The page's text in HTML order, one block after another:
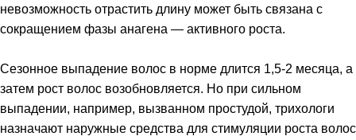
невозможность отрастить длину может быть связана с
сокращением фазы анагена — активного роста.
Сезонное выпадение волос в норме длится 1,5-2 месяца, а
затем рост волос возобновляется. Но при сильном
выпадении, например, вызванном простудой, трихологи
назначают наружные средства для стимуляции роста волос